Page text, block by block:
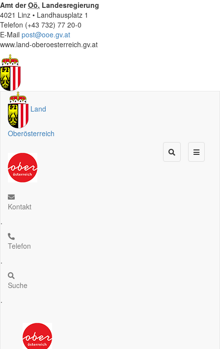
Amt derOö. Landesregierung
4021 Linz • Landhausplatz 1
Telefon (+43 732) 77 20-0
E-Mail post@ooe.gv.at
www.land-oberoesterreich.gv.at
Land
Oberösterreich
Kontakt
.
Telefon
.
Suche
.